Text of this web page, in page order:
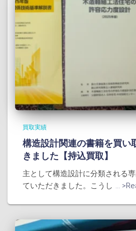
買取実績
構造設計関連の書籍を買い
きました【持込買取】
主として構造設計に分類される
ていただきました。こうし ...